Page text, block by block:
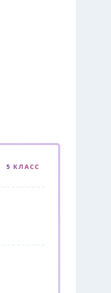
5 КЛАСС